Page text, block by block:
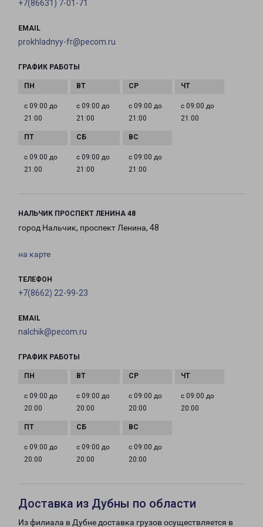
+7(86631) 7-01-71
EMAIL
prokhladnyy-fr@pecom.ru
ГРАФИК РАБОТЫ
с 09:00 до
21:00
с 09:00 до
21:00
с 09:00 до
21:00
с 09:00 до
21:00
с 09:00 до
21:00
с 09:00 до
21:00
с 09:00 до
21:00
НАЛЬЧИК ПРОСПЕКТ ЛЕНИНА 48
город Нальчик, проспект Ленина, 48
на карте
ТЕЛЕФОН
+7(8662) 22-99-23
EMAIL
nalchik@pecom.ru
ГРАФИК РАБОТЫ
с 09:00 до
20:00
с 09:00 до
20:00
с 09:00 до
20:00
с 09:00 до
20:00
с 09:00 до
20:00
с 09:00 до
20:00
с 09:00 до
20:00
Доставка из Дубны по области
Из филиала в Дубне доставка грузов осуществляется в